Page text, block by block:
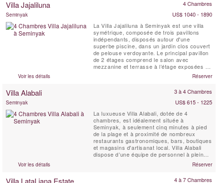
Villa Jajaliluna 4 Chambres
Seminyak
US$ 1040 - 1890
La Villa Jajaliluna à Seminyak est une villa
symétrique, composée de trois pavillons
indépendants, disposés autour d'une
superbe piscine, dans un jardin clos couvert
de pelouse verdoyante. Le principal pavillon
de 2 étages comprend le salon avec
mezzanine et terrasse à l’étage exposées à
coucher avec salle de bains attenantes. Il
également office de pavillon pour yoga et un
Voir les détails Réserver
Villa Alabali 3 à 4 Chambres
Seminyak
US$ 615 - 1225
La luxueuse Villa Alabali, dotée de 4
chambres, est idéalement située à
Seminyak, à seulement cinq minutes à pied
de la plage et à proximité de nombreux
restaurants gastronomiques, bars, boutiques
et magasins d'artisanat local. Villa Alabali
dispose d’une équipe de personnel à plein
temps, d’une piscine privée et de chambres
Voir les détails Réserver
Villa LataLiana Estate 4 à 7 Chambres